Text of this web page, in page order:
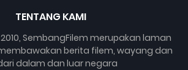
TENTANG KAMI
SembangFilem merupakan laman
berita filem, wayang dan
dalam dan luar negara